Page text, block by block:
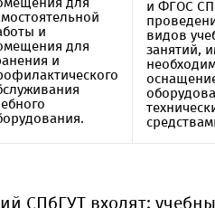
и ФГОС
видов
занятий,
и
для
и
СПбГУТ входят: